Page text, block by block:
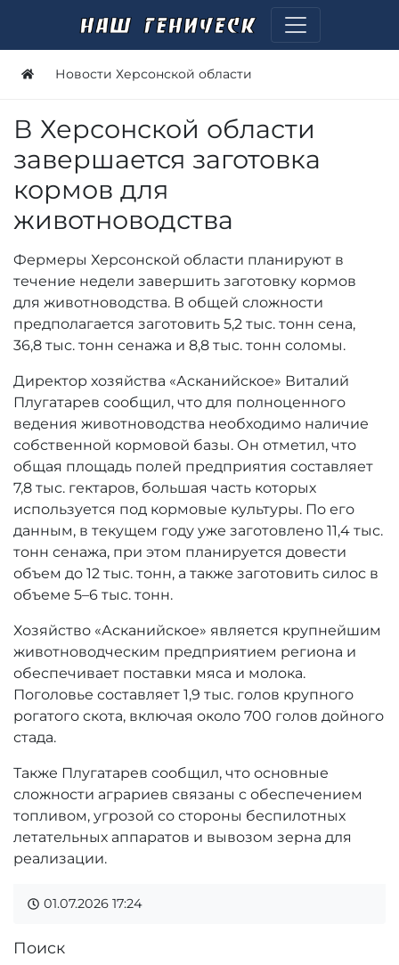
Новости Херсонской области
В Херсонской области
завершается заготовка
кормов для
животноводства
Фермеры Херсонской области планируют в
течение недели завершить заготовку кормов
для животноводства. В общей сложности
предполагается заготовить 5,2 тыс. тонн сена,
36,8 тыс. тонн сенажа и 8,8 тыс. тонн соломы.
Директор хозяйства «Асканийское» Виталий
Плугатарев сообщил, что для полноценного
ведения животноводства необходимо наличие
собственной кормовой базы. Он отметил, что
общая площадь полей предприятия составляет
7,8 тыс. гектаров, большая часть которых
используется под кормовые культуры. По его
данным, в текущем году уже заготовлено 11,4 тыс.
тонн сенажа, при этом планируется довести
объем до 12 тыс. тонн, а также заготовить силос в
объеме 5–6 тыс. тонн.
Хозяйство «Асканийское» является крупнейшим
животноводческим предприятием региона и
обеспечивает поставки мяса и молока.
Поголовье составляет 1,9 тыс. голов крупного
рогатого скота, включая около 700 голов дойного
стада.
Также Плугатарев сообщил, что основные
сложности аграриев связаны с обеспечением
топливом, угрозой со стороны беспилотных
летательных аппаратов и вывозом зерна для
реализации.
01.07.2026 17:24
Поиск